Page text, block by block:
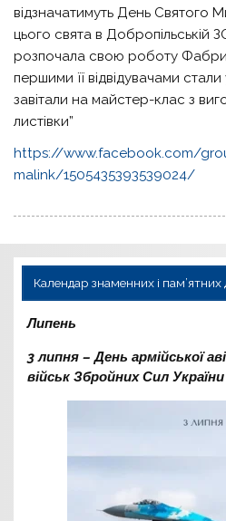
відзначатимуть День Святого
цього свята в Добропільській
розпочала свою роботу
першими її відвідувачами стали
завітали на майстер-клас з
листівки”
https://www.facebook.com/
malink/1505435393539024/
Календар знаменних і пам’ятних
Липень
3 липня – День армійської
військ Збройних Сил України